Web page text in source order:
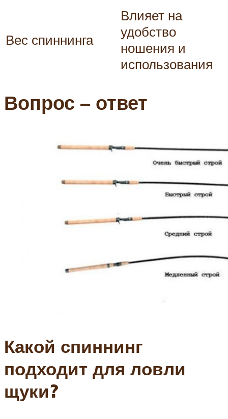
Вес спиннинга
Влияет на
удобство
ношения и
использования
Вопрос – ответ
Какой спиннинг
подходит для ловли
щуки?